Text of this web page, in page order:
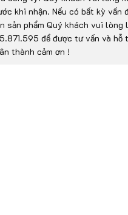
khi nhận. Nếu có bất kỳ vấn
sản phẩm Quý khách vui lòng
để được tư vấn và hỗ
thành cảm ơn !